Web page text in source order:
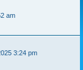
r
am
3:24 pm